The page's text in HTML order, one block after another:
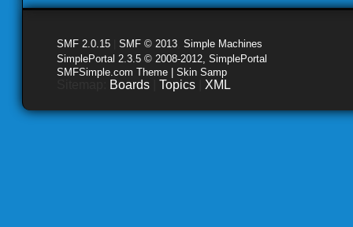
SMF 2.0.15 SMF © 2013 Simple Machines
SimplePortal 2.3.5 © 2008-2012, SimplePortal
SMFSimple.com Theme | Skin Samp
Boards Topics XML